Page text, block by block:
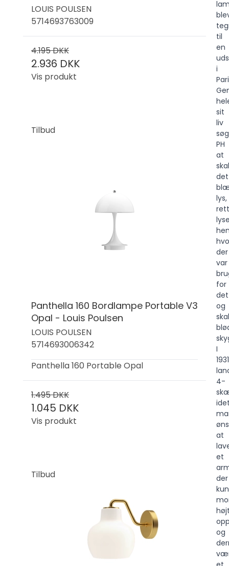
LOUIS POULSEN
5714693763009
4.195 DKK
2.936 DKK
Vis produkt
Tilbud
Panthella 160 Bordlampe Portable V3
Opal - Louis Poulsen
LOUIS POULSEN
5714693006342
Panthella 160 Portable Opal
1.495 DKK
1.045 DKK
Vis produkt
Tilbud
til
en
i
sit
liv
PH
at
det
lys,
der
var
for
det
og
I
1931
4-
at
et
der
og